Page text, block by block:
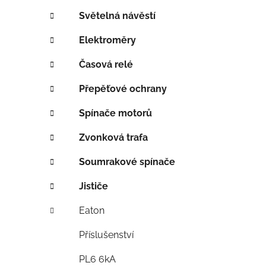
p
a
e
Světelná návěstí
Elektroměry
Časová relé
Přepěťové ochrany
Spínače motorů
Zvonková trafa
Soumrakové spínače
Jističe
Eaton
Příslušenství
PL6 6kA